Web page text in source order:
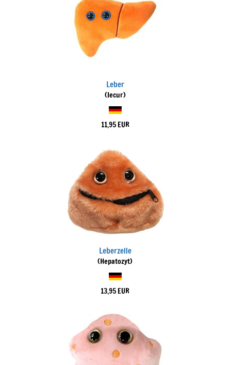
Leber
(Iecur)
11,95 EUR
Leberzelle
(Hepatozyt)
13,95 EUR